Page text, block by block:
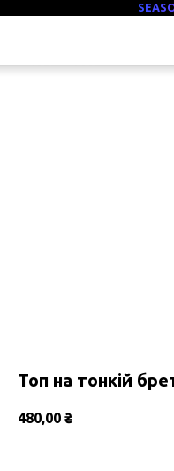
SEASON SALE |
Топ на тонкій
480,00 ₴